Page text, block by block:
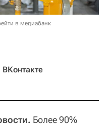
в медиабанк
ВКонтакте
Более 90%